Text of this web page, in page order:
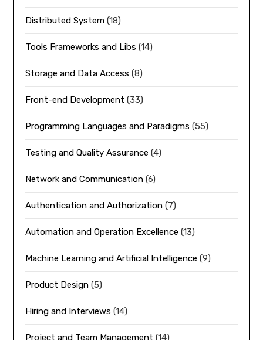
Distributed System (18)
Tools Frameworks and Libs (14)
Storage and Data Access (8)
Front-end Development (33)
Programming Languages and Paradigms (55)
Testing and Quality Assurance (4)
Network and Communication (6)
Authentication and Authorization (7)
Automation and Operation Excellence (13)
Machine Learning and Artificial Intelligence (9)
Product Design (5)
Hiring and Interviews (14)
Project and Team Management (14)